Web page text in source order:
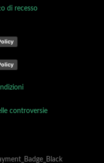
di recesso
controversie